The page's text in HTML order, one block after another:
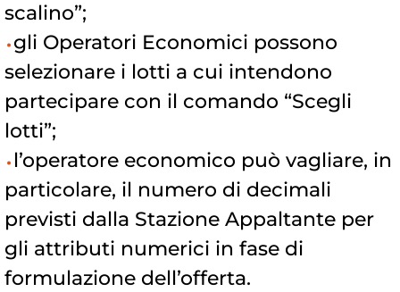
scalino”;
gli Operatori Economici possono
selezionare i lotti a cui intendono
partecipare con il comando “Scegli
lotti”;
l’operatore economico può vagliare, in
particolare, il numero di decimali
previsti dalla Stazione Appaltante per
gli attributi numerici in fase di
formulazione dell’offerta.